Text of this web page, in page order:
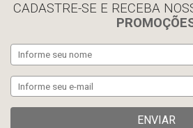
Exibir todos
CADASTRE-SE E RECEBA
ENVIAR